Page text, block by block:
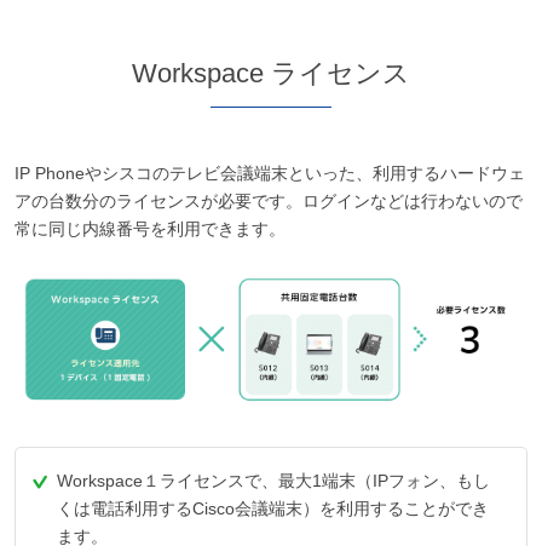
Workspace ライセンス
IP Phoneやシスコのテレビ会議端末といった、利用するハードウェ
アの台数分のライセンスが必要です。ログインなどは行わないので
常に同じ内線番号を利用できます。
Workspace１ライセンスで、最大1端末（IPフォン、もし
くは電話利用するCisco会議端末）を利用することができ
ます。